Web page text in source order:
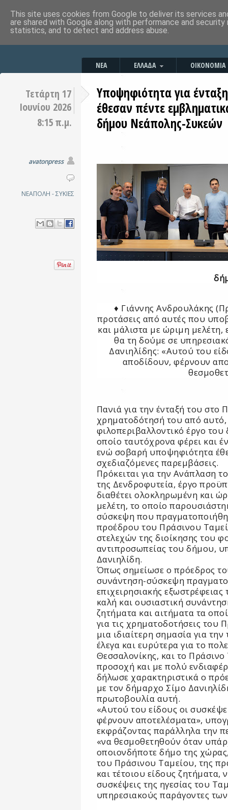
ΝΕΑ ΕΛΛΑΔΑ ΟΙΚΟΝΟΜΙΑ
Τετάρτη 17
Ιουνίου 2026
8:15 π.μ.
avatonpress
ΝΕΑΠΟΛΗ - ΣΥΚΙΕΣ
Υποψηφιότητα για
έθεσαν πέντε
δήμου Νεάπολης-Συκεών
♦ Γιάννης Ανδρουλάκης
προτάσεις από αυτές που
και μάλιστα με ώριμη μελέτη,
θα τη δούμε σε
Δανιηλίδης: «Αυτού του
αποδίδουν, φέρνουν
Πανιά για την ένταξή του στο
χρηματοδότησή του από αυτό,
φιλοπεριβαλλοντικό έργο
οποίο ταυτόχρονα φέρει και
ενώ σοβαρή υποψηφιότητα
σχεδιαζόμενες παρεμβάσεις.
Πρόκειται για την Ανάπλαση
της Δενδροφυτεία, έργο
διαθέτει ολοκληρωμένη και
μελέτη, το οποίο
σύσκεψη που
προέδρου του Πράσινου
στελεχών της διοίκησης του
αντιπροσωπείας του δήμου,
Δανιηλίδη.
Όπως σημείωσε ο πρόεδρος
συνάντηση-σύσκεψη
επιχειρησιακής
καλή και ουσιαστική
ζητήματα και αιτήματα τα
για τις χρηματοδοτήσεις του
μια ιδιαίτερη σημασία για
έλεγα και ευρύτερα για το
Θεσσαλονίκης, και το
προσοχή και με πολύ
δήλωσε χαρακτηριστικά ο
με τον δήμαρχο Σίμο
πρωτοβουλία αυτή.
«Αυτού του είδους οι
φέρνουν αποτελέσματα»,
εκφράζοντας παράλληλα την
«να θεσμοθετηθούν όταν
οποιονδήποτε δήμο της
του Πράσινου Ταμείου, της
και τέτοιου είδους ζητήματα,
συσκέψεις της ηγεσίας του
υπηρεσιακούς παράγοντες
This site uses cookies from Google to deliver its services
are shared with Google along with performance and
statistics, and to detect and address abuse.